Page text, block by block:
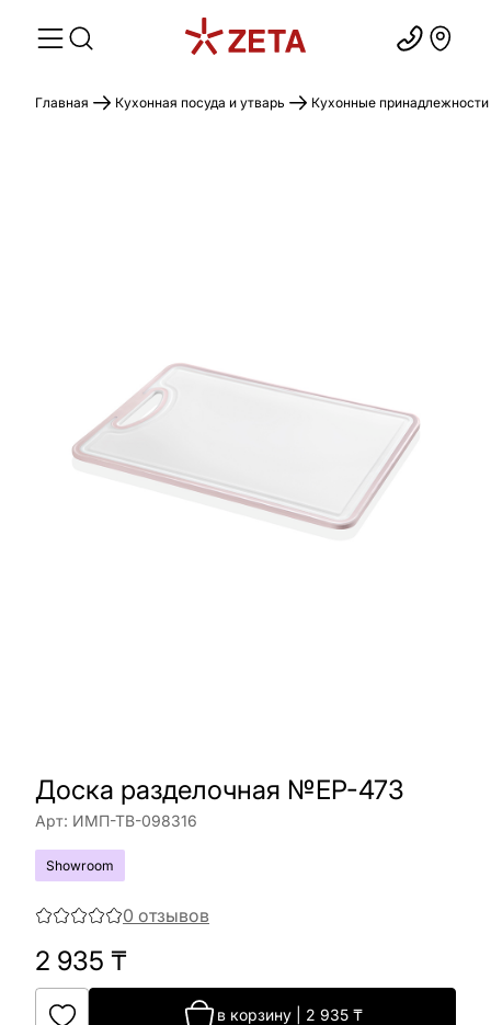
Главная Кухонная посуда и утварь Кухонные принадлежности
Доска разделочная №EP-473
Арт: ИМП-ТВ-098316
Showroom
0 отзывов
2 935 ₸
в корзину 2 935 ₸